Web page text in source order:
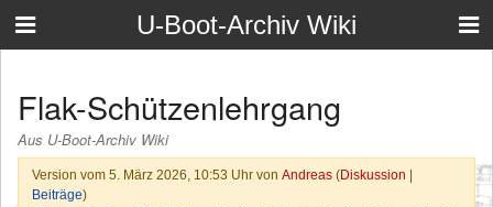
U-Boot-Archiv Wiki
Flak-Schützenlehrgang
Aus U-Boot-Archiv Wiki
Version vom 5. März 2026, 10:53 Uhr von Andreas (Diskussion |
Beiträge)